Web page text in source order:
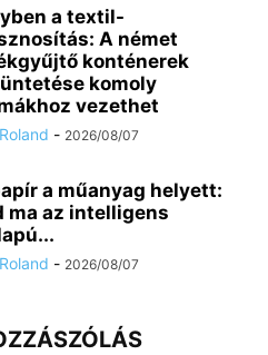
a textil-
A német
konténerek
komoly
vezethet
- 2026/08/07
a műanyag helyett:
ma az intelligens
- 2026/08/07